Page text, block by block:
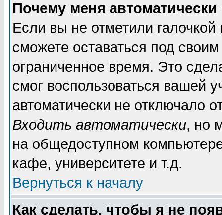
Почему меня автоматически
Если вы не отметили галочкой
сможете оставаться под
ограниченное время. Это
смог воспользоваться вашей
автоматически не отключало
Входить автоматически, но
на общедоступном
кафе, университете и т.д.
Вернуться к началу
Как сделать, чтобы я не